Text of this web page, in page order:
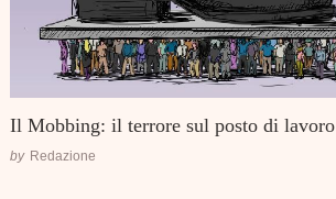
Il Mobbing: il terrore sul posto di lavoro
by Redazione